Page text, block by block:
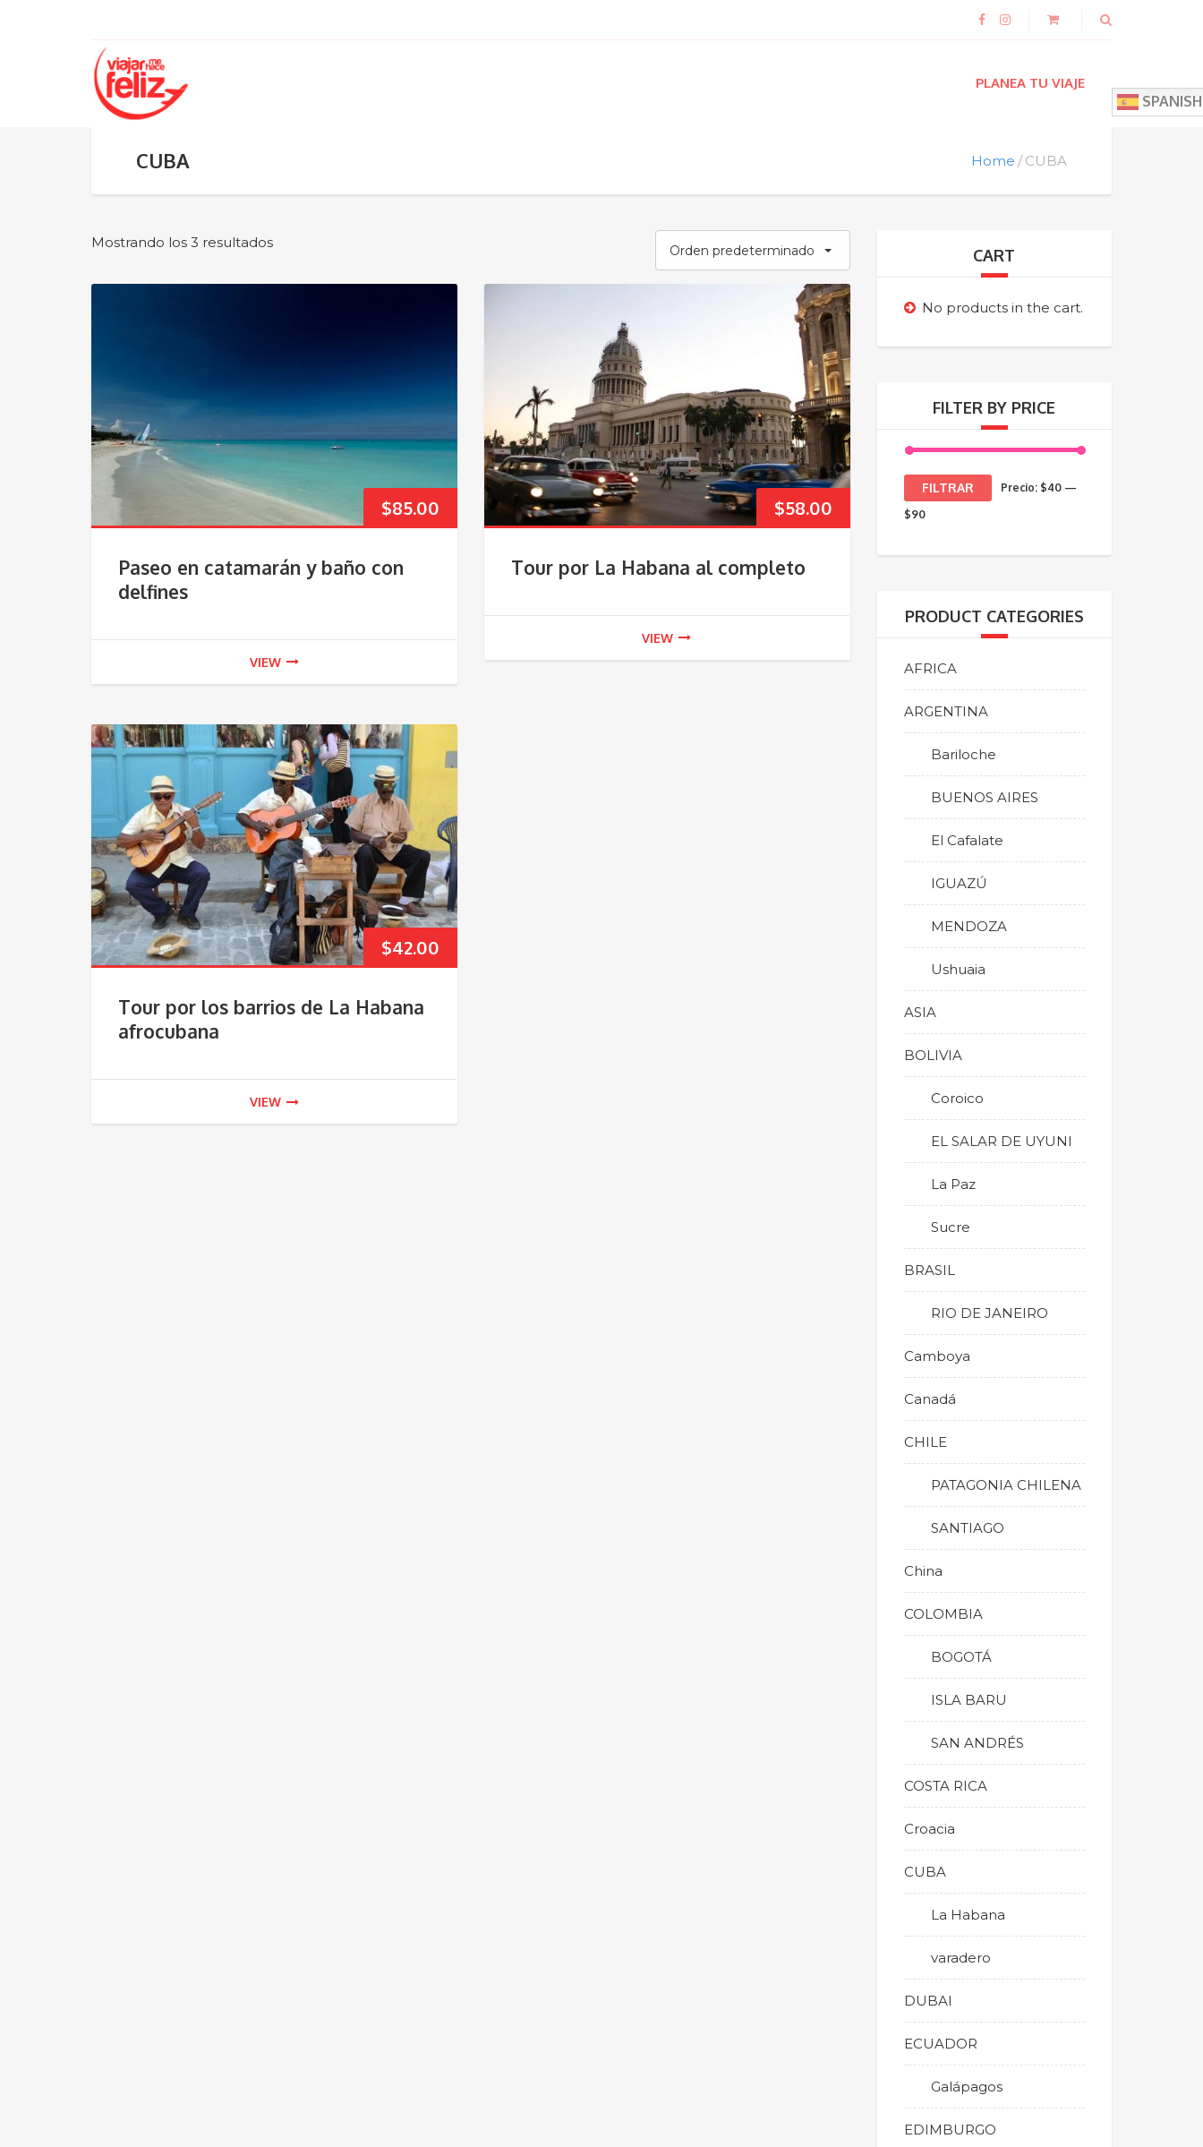
PLANEA TU VIAJE
SPANISH
CUBA Home CUBA
Mostrando los 3 resultados Orden predeterminado
$85.00
Paseo en catamarán y baño con
delfines
VIEW
$58.00
Tour por La Habana al completo
VIEW
$42.00
Tour por los barrios de La Habana
afrocubana
VIEW
CART
No products in the cart.
FILTER BY PRICE
Precio
mínimo
Precio
máximo
FILTRAR Precio: $40—
$90
PRODUCT CATEGORIES
AFRICA
ARGENTINA
Bariloche
BUENOS AIRES
El Cafalate
IGUAZÚ
MENDOZA
Ushuaia
ASIA
BOLIVIA
Coroico
EL SALAR DE UYUNI
La Paz
Sucre
BRASIL
RIO DE JANEIRO
Camboya
Canadá
CHILE
PATAGONIA CHILENA
SANTIAGO
China
COLOMBIA
BOGOTÁ
ISLA BARU
SAN ANDRÉS
COSTA RICA
Croacia
CUBA
La Habana
varadero
DUBAI
ECUADOR
Galápagos
EDIMBURGO